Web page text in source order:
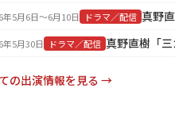
年5月6日〜6月10日 ドラマ／配信 真野
年5月30日 ドラマ／配信 真野直樹「
の出演情報を見る →